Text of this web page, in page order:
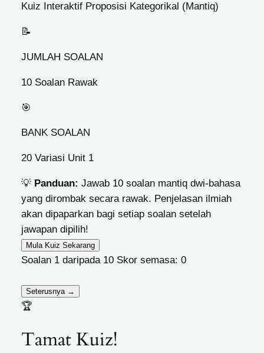
Kuiz Interaktif Proposisi Kategorikal (Mantiq)
📝
JUMLAH SOALAN
10 Soalan Rawak
🎯
BANK SOALAN
20 Variasi Unit 1
💡 Panduan: Jawab 10 soalan mantiq dwi-bahasa
yang dirombak secara rawak. Penjelasan ilmiah
akan dipaparkan bagi setiap soalan setelah
jawapan dipilih!
Mula Kuiz Sekarang
Soalan 1daripada 10 Skor semasa: 0
Seterusnya →
🏆
Tamat Kuiz!